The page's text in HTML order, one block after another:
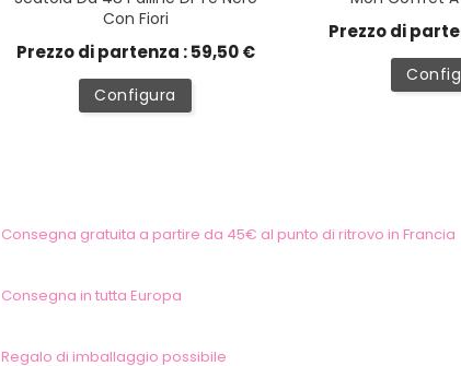
Con Fiori
Prezzo di partenza : 59,50 €
Configura
Prezzo di
Consegna gratuita a partire da 45€ al punto di ritrovo in Francia
Consegna in tutta Europa
Regalo di imballaggio possibile